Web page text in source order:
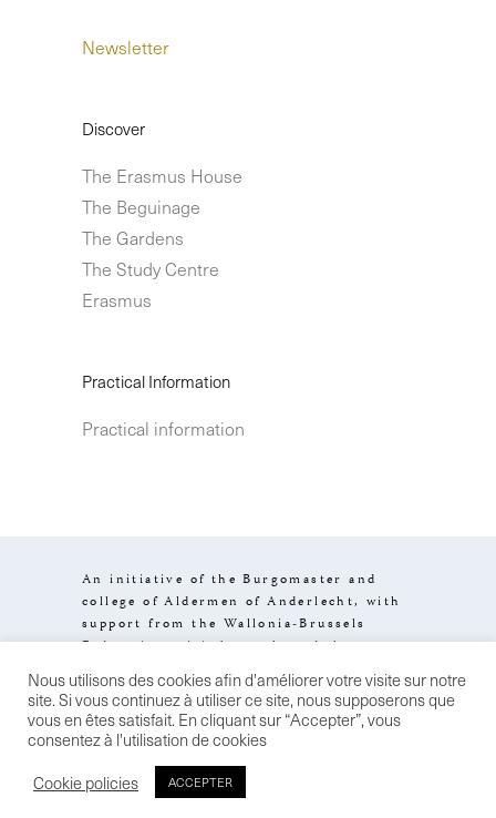
Newsletter
Discover
The Erasmus House
The Beguinage
The Gardens
The Study Centre
Erasmus
Practical Information
Practical information
An initiative of the Burgomaster and
college of Aldermen of Anderlecht, with
support from the Wallonia-Brussels
Federation, visit.brussels and the
Brussels-Capital Region.
Design byStereo Legal information
General terms of sale Confidentiality
policy
Nous utilisons des cookies afin d'améliorer votre visite sur notre
site. Si vous continuez à utiliser ce site, nous supposerons que
vous en êtes satisfait. En cliquant sur “Accepter”, vous
consentez à l'utilisation de cookies
Cookie policies
ACCEPTER